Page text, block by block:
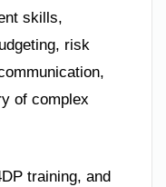
skills,
risk
of complex
training, and